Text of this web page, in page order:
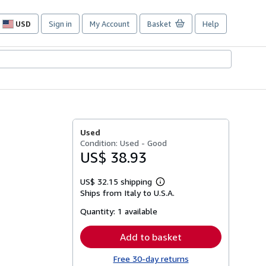
USD
Site
preferences
Sign in My Account Basket Help
Used
Condition: Used - Good
US$ 38.93
US$ 32.15 shipping
Learn
more
Ships from Italy to U.S.A.
Quantity: 1 available
Add to basket
Free 30-day returns